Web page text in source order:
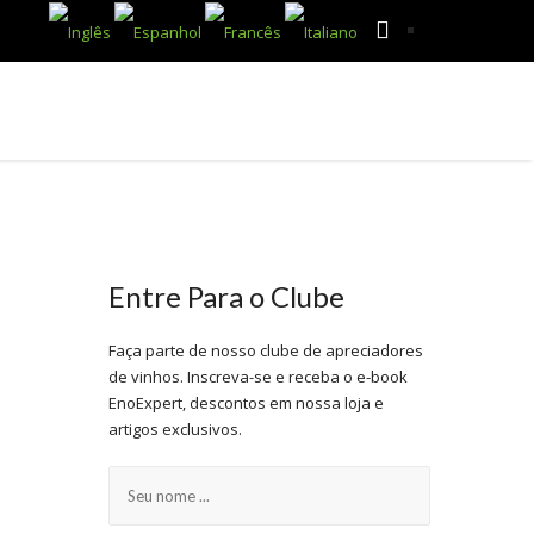
Entre Para o Clube
Faça parte de nosso clube de apreciadores
de vinhos. Inscreva-se e receba o e-book
EnoExpert, descontos em nossa loja e
artigos exclusivos.